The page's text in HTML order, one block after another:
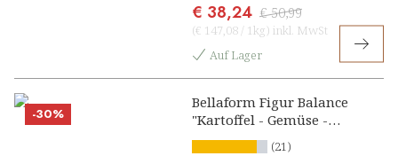
€ 38,24 € 50,99
(€ 147,08 / 1kg) inkl. MwSt
Auf Lager
-30%
Bellaform Figur Balance
"Kartoffel - Gemüse -
Suppe"
(21)